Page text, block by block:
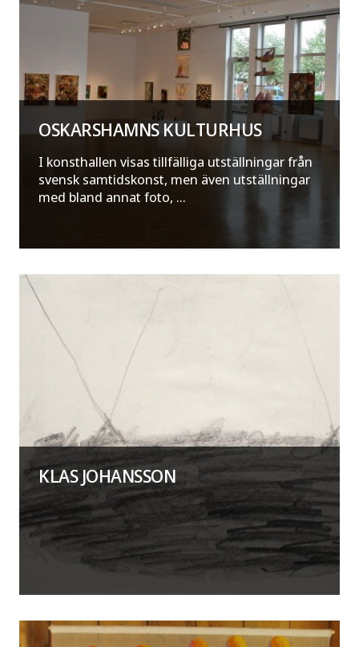
OSKARSHAMNS KULTURHUS
I konsthallen visas tillfälliga utställningar från
svensk samtidskonst, men även utställningar
med bland annat foto, ...
KLAS JOHANSSON